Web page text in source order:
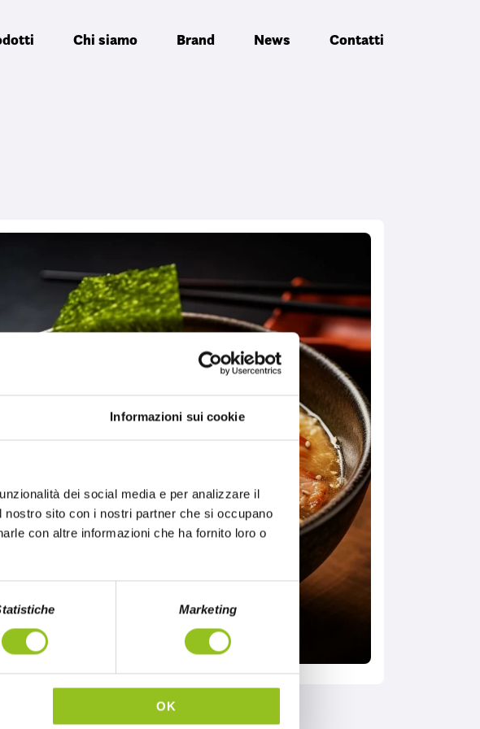
Informazioni sui cookie
dei social media e per analizzare il
sito con i nostri partner che si occupano
con altre informazioni che ha fornito loro o
Marketing
OK
Chi siamo Brand News Contatti